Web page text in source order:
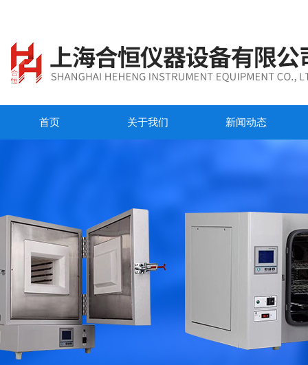
首页 关于我们 新闻动态